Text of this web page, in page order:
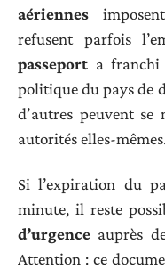
aériennes
refusent parfois
passeport a
politique du pays de
d’autres peuvent
autorités elles-
Si l’expiration du
minute, il reste
d’urgence auprès
Attention : ce